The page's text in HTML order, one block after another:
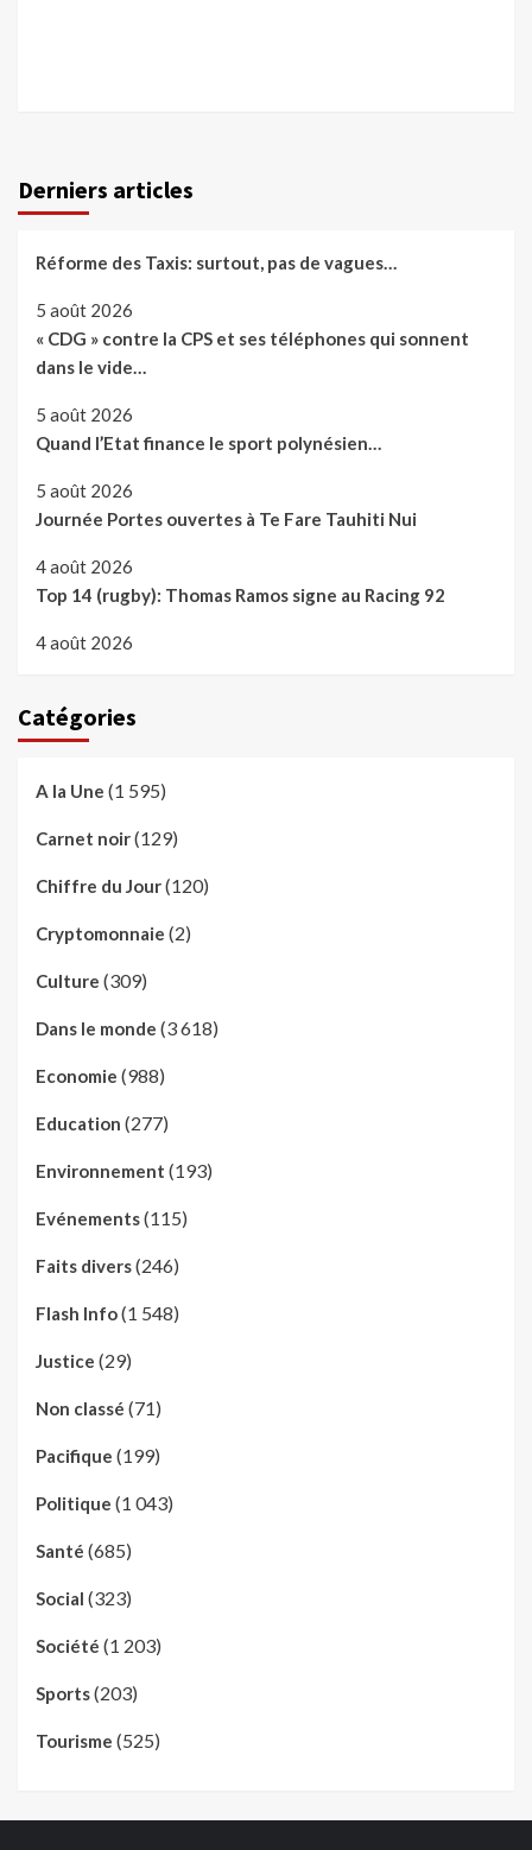
Derniers articles
Réforme des Taxis: surtout, pas de vagues…
5 août 2026
« CDG » contre la CPS et ses téléphones qui sonnent
dans le vide…
5 août 2026
Quand l’Etat finance le sport polynésien…
5 août 2026
Journée Portes ouvertes à Te Fare Tauhiti Nui
4 août 2026
Top 14 (rugby): Thomas Ramos signe au Racing 92
4 août 2026
Catégories
A la Une (1 595)
Carnet noir(129)
Chiffre du Jour(120)
Cryptomonnaie (2)
Culture (309)
Dans le monde (3 618)
Economie (988)
Education (277)
Environnement (193)
Evénements(115)
Faits divers(246)
Flash Info(1 548)
Justice (29)
Non classé (71)
Pacifique (199)
Politique (1 043)
Santé (685)
Social (323)
Société (1 203)
Sports(203)
Tourisme (525)